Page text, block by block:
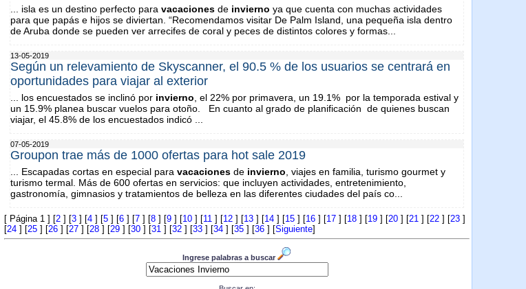
... isla es un destino perfecto para vacaciones de invierno ya que cuenta con muchas actividades
para que papás e hijos se diviertan. “Recomendamos visitar De Palm Island, una pequeña isla dentro
de Aruba donde se pueden ver arrecifes de coral y peces de distintos colores y formas...
13-05-2019
Según un relevamiento de Skyscanner, el 90.5 % de los usuarios se centrará en
oportunidades para viajar al exterior
... los encuestados se inclinó por invierno , el 22% por primavera, un 19.1% por la temporada estival y
un 15.9% planea buscar vuelos para otoño. En cuanto al grado de planificación de quienes buscan
viajar, el 45.8% de los encuestados indicó ...
07-05-2019
Groupon trae más de 1000 ofertas para hot sale 2019
... Escapadas cortas en especial para vacaciones de invierno , viajes en familia, turismo gourmet y
turismo termal. Más de 600 ofertas en servicios: que incluyen actividades, entretenimiento,
gastronomía, gimnasios y tratamientos de belleza en las diferentes ciudades del país co...
[ Página 1 ] [2 ] [3 ] [4 ] [5 ] [6 ] [7 ] [8 ] [9 ] [10 ] [11 ] [12 ] [13 ] [14 ] [15 ] [16 ] [17 ] [18 ] [19 ] [20 ] [21 ] [22 ] [23 ]
[24 ] [25 ] [26 ] [27 ] [28 ] [29 ] [30 ] [31 ] [32 ] [33 ] [34 ] [35 ] [36 ] [Siguiente]
Ingrese palabras a buscar